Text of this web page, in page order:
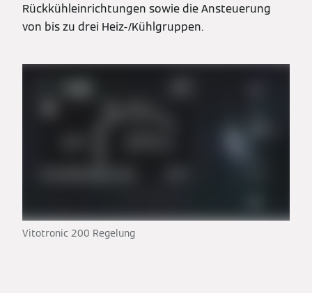
Rückkühleinrichtungen sowie die Ansteuerung
von bis zu drei Heiz-/Kühlgruppen.
Vitotronic 200 Regelung